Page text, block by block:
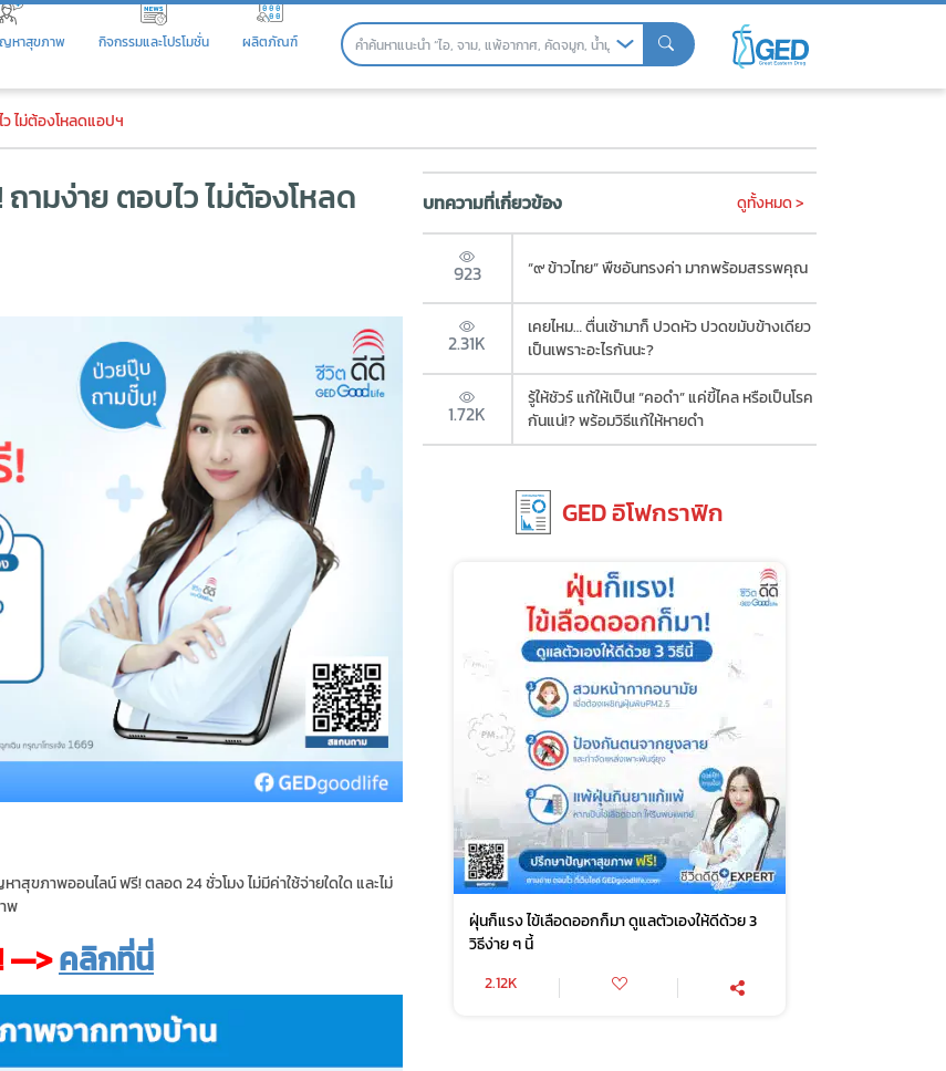
หาสุขภาพ กิจกรรมและโปรโมชั่น ผลิตภัณฑ์
ง่าย ตอบไว ไม่ต้องโหลดแอปฯ
ไม่ต้องโหลดแอปฯ
มง่าย ตอบไว ไม่ต้องโหลด
ภาพออนไลน์ ฟรี! ตลอด 24 ชั่วโมง ไม่มีค่าใช้จ่ายใดใด และไม่
พ
—>คลิกที่นี่
บทความที่เกี่ยวข้อง ดูทั้งหมด >
923 “๙ ข้าวไทย” พืชอันทรงค่า มากพร้อมสรรพคุณ
2.31K
เคยไหม… ตื่นเช้ามาก็ ปวดหัว ปวดขมับข้างเดียว
เป็นเพราะอะไรกันนะ?
1.72K
รู้ให้ชัวร์ แก้ให้เป็น! “คอดำ” แค่ขี้ไคล หรือเป็นโรค
กันแน่!? พร้อมวิธีแก้ให้หายดำ
GED อิโฟกราฟิก
ฝุ่นก็แรง ไข้เลือดออกก็มา ดูแลตัวเองให้ดีด้วย 3
วิธีง่าย ๆ นี้
2.12K